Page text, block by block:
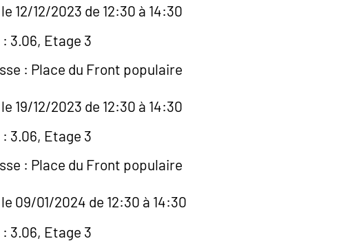
12/12/2023 de 12:30 à 14:30
: 3.06, Etage 3
: Place du Front populaire
19/12/2023 de 12:30 à 14:30
: 3.06, Etage 3
: Place du Front populaire
09/01/2024 de 12:30 à 14:30
: 3.06, Etage 3